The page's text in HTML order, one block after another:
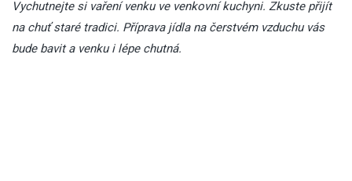
Vychutnejte si vaření venku ve venkovní kuchyni. Zkuste přijít
na chuť staré tradici. Příprava jídla na čerstvém vzduchu vás
bude bavit a venku i lépe chutná.